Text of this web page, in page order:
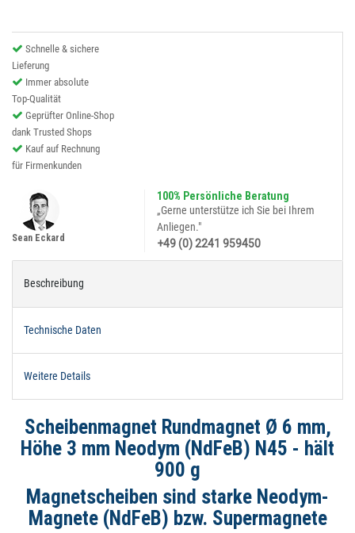
Schnelle & sichere
Lieferung
Immer absolute
Top-Qualität
Geprüfter Online-Shop
dank Trusted Shops
Kauf auf Rechnung
für Firmenkunden
100% Persönliche Beratung
„Gerne unterstütze ich Sie bei Ihrem
Anliegen."
+49 (0) 2241 959450
Sean Eckard
Beschreibung
Technische Daten
Weitere Details
Scheibenmagnet Rundmagnet Ø 6 mm,
Höhe 3 mm Neodym (NdFeB) N45 - hält
900 g
Magnetscheiben sind starke Neodym-
Magnete (NdFeB) bzw. Supermagnete